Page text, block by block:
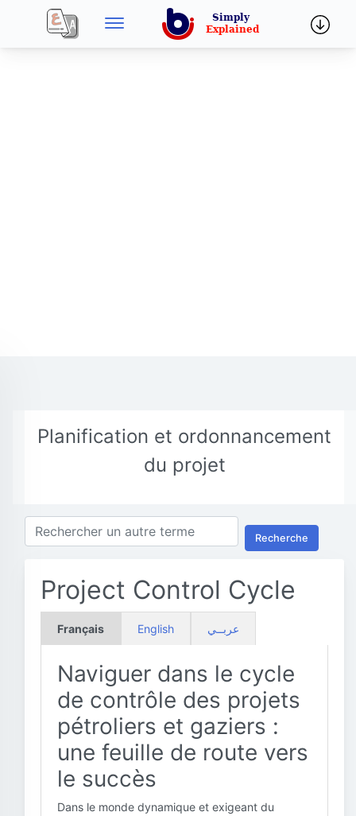
Planification et ordonnancement
du projet
Recherche
Project Control Cycle
Français English عربــي
Naviguer dans le cycle
de contrôle des projets
pétroliers et gaziers :
une feuille de route vers
le succès
Dans le monde dynamique et exigeant du